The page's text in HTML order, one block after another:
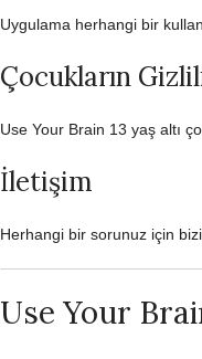
Uygulama herhangi bir
Çocukların
Use Your Brain 13 yaş altı
İletişim
Herhangi bir sorunuz için
Use Your